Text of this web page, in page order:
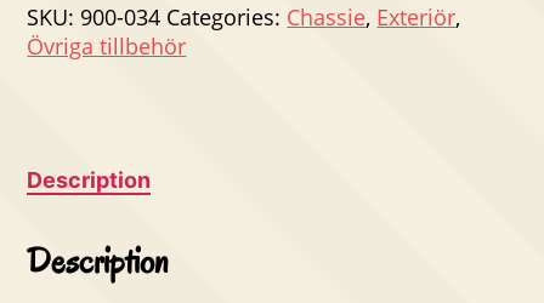
SKU: 900-034 Categories: Chassie, Exteriör,
Övriga tillbehör
Description
Description